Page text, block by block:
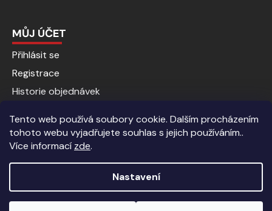
Tento web používá soubory cookie. Dalším procházením
tohoto webu vyjadřujete souhlas s jejich používáním..
Více informací zde.
Nastavení
MŮJ ÚČET
Přihlásit se
Registrace
Historie objednávek